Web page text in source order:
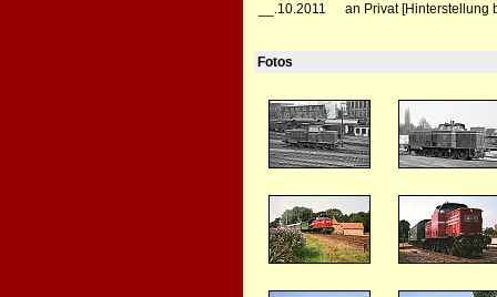
__.10.2011
an Privat [Hinterstellung
Fotos